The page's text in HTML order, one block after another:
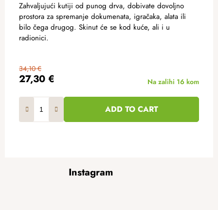
27,30 €
34,10 €
Na zalihi 16 kom
ADD TO CART
Zahvaljujući kutiji od punog drva, dobivate dovoljno
prostora za spremanje dokumenata, igračaka, alata ili
bilo čega drugog. Skinut će se kod kuće, ali i u
radionici.
Instagram